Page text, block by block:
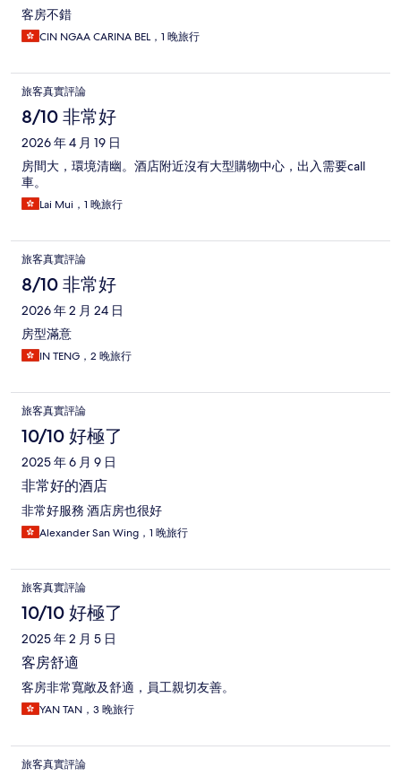
客房不錯
CIN NGAA CARINA BEL，1 晚旅行
旅客真實評論
8/10 非常好
2026 年 4 月 19 日
房間大，環境清幽。酒店附近沒有大型購物中心，出入需要call
車。
Lai Mui，1 晚旅行
旅客真實評論
8/10 非常好
2026 年 2 月 24 日
房型滿意
IN TENG，2 晚旅行
旅客真實評論
10/10 好極了
2025 年 6 月 9 日
非常好的酒店
非常好服務 酒店房也很好
Alexander San Wing，1 晚旅行
旅客真實評論
10/10 好極了
2025 年 2 月 5 日
客房舒適
客房非常寬敞及舒適，員工親切友善。
YAN TAN，3 晚旅行
旅客真實評論